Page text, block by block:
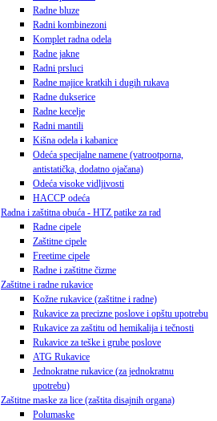
Radne bluze
Radni kombinezoni
Komplet radna odela
Radne jakne
Radni prsluci
Radne majice kratkih i dugih rukava
Radne dukserice
Radne kecelje
Radni mantili
Kišna odela i kabanice
Odeća specijalne namene (vatrootporna,
antistatička, dodatno ojačana)
Odeća visoke vidljivosti
HACCP odeća
Radna i zaštitna obuća - HTZ patike za rad
Radne cipele
Zaštitne cipele
Freetime cipele
Radne i zaštitne čizme
Zaštitne i radne rukavice
Kožne rukavice (zaštitne i radne)
Rukavice za precizne poslove i opštu upotrebu
Rukavice za zaštitu od hemikalija i tečnosti
Rukavice za teške i grube poslove
ATG Rukavice
Jednokratne rukavice (za jednokratnu
upotrebu)
Zaštitne maske za lice (zaštita disajnih organa)
Polumaske